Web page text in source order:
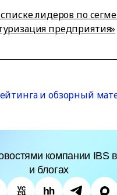
лидеров по
предприятия»
и обзорный
компании IBS
и блогах